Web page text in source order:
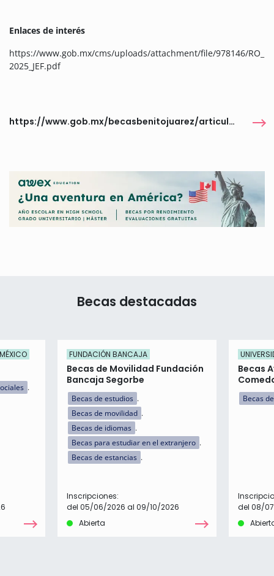
Enlaces de interés
https://www.gob.mx/cms/uploads/attachment/file/978146/RO_
2025_JEF.pdf
https://www.gob.mx/becasbenitojuarez/articulos/conoce-todo-sobre-la-beca-jovenes-escribiendo-el-futuro
Becas destacadas
FUNDACIÓN BANCAJA
Becas de Movilidad Fundación
Bancaja Segorbe
Becas de estudios
Becas de movilidad
Becas de idiomas
Becas para estudiar en el extranjero
Becas de estancias
Inscripciones:
del 05/06/2026 al 09/10/2026
Abierta
Becas
Becas
del 08/